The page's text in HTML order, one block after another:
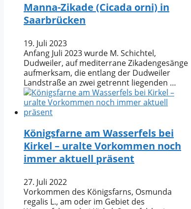
Manna-Zikade (Cicada orni) in
Saarbrücken
19. Juli 2023
Anfang Juli 2023 wurde M. Schichtel,
Dudweiler, auf mediterrane Zikadengesänge
aufmerksam, die entlang der Dudweiler
Landstraße an zwei getrennt liegenden …
Königsfarne am Wasserfels bei
Kirkel – uralte Vorkommen noch
immer aktuell präsent
27. Juli 2022
Vorkommen des Königsfarns, Osmunda
regalis L., am oder im Gebiet des